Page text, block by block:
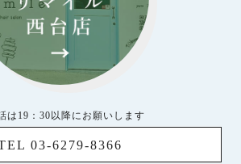
は19：30以降にお願いします
03-6279-8366